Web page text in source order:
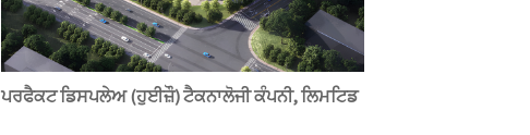
ਪਰਫੈਕਟ ਡਿਸਪਲੇਅ (ਹੁਈਜ਼ੌ) ਟੈਕਨਾਲੋਜੀ ਕੰਪਨੀ, ਲਿਮਟਿਡ